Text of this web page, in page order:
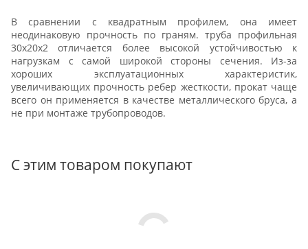
В сравнении с квадратным профилем, она имеет
неодинаковую прочность по граням. труба профильная
30х20х2 отличается более высокой устойчивостью к
нагрузкам с самой широкой стороны сечения. Из-за
хороших эксплуатационных характеристик,
увеличивающих прочность ребер жесткости, прокат чаще
всего он применяется в качестве металлического бруса, а
не при монтаже трубопроводов.
С этим товаром покупают